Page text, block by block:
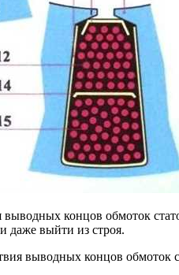
выводных концов обмоток
даже выйти из строя.
выводных концов обмоток